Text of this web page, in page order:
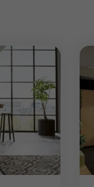
Kategorien
lassen und so
Speichern
der Website erforderlich.
Cookie-